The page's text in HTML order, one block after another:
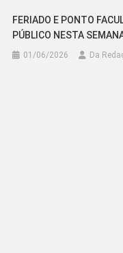
FERIADO E PONTO
PÚBLICO NESTA
01/06/2026 Da